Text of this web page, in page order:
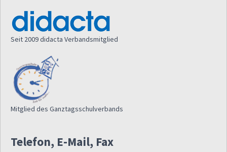
Seit 2009 didacta Verbandsmitglied
Mitglied des Ganztagsschulverbands
Telefon, E-Mail, Fax